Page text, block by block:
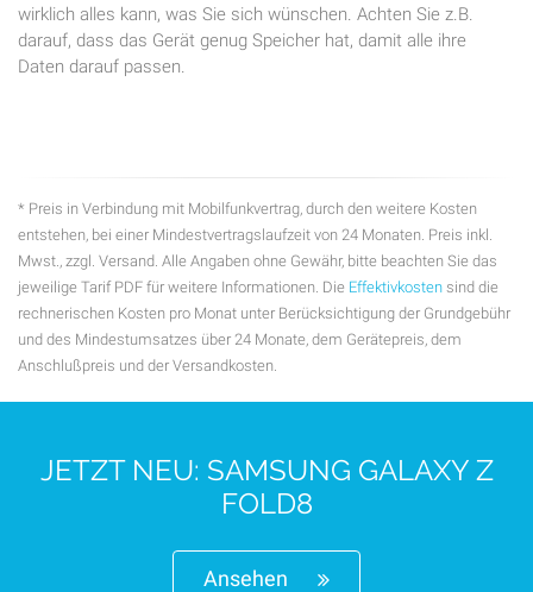
wirklich alles kann, was Sie sich wünschen. Achten Sie z.B.
darauf, dass das Gerät genug Speicher hat, damit alle ihre
Daten darauf passen.
* Preis in Verbindung mit Mobilfunkvertrag, durch den weitere Kosten
entstehen, bei einer Mindestvertragslaufzeit von 24 Monaten. Preis inkl.
Mwst., zzgl. Versand. Alle Angaben ohne Gewähr, bitte beachten Sie das
jeweilige Tarif PDF für weitere Informationen. Die Effektivkosten sind die
rechnerischen Kosten pro Monat unter Berücksichtigung der Grundgebühr
und des Mindestumsatzes über 24 Monate, dem Gerätepreis, dem
Anschlußpreis und der Versandkosten.
JETZT NEU: SAMSUNG GALAXY Z
FOLD8
Ansehen